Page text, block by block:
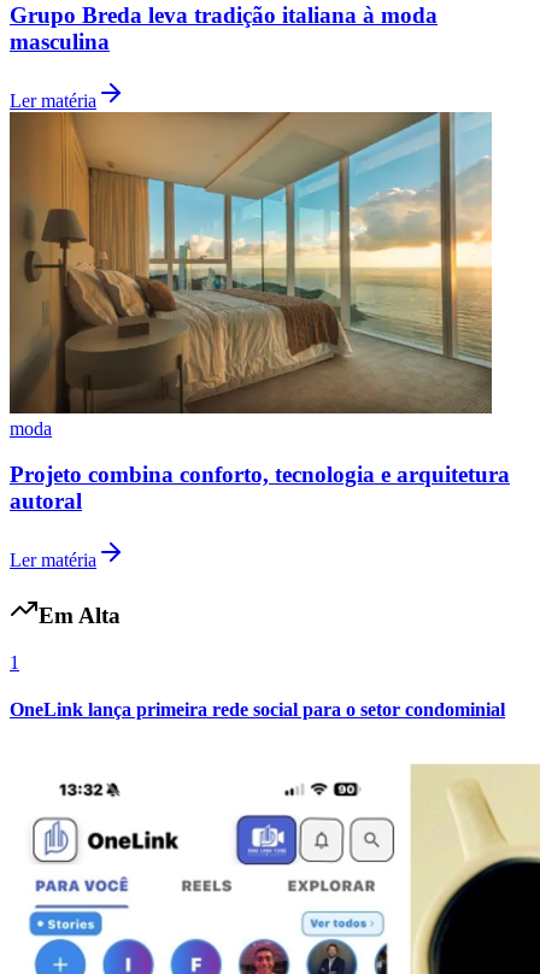
Grêmio
Grupo Breda leva tradição italiana à moda
masculina
Ler matéria
moda
Projeto combina conforto, tecnologia e arquitetura
autoral
Ler matéria
Em Alta
1
OneLink lança primeira rede social para o setor condominial